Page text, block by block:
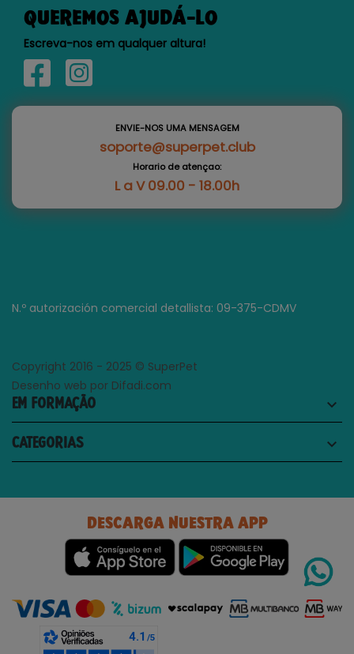
QUEREMOS AJUDÁ-LO
Escreva-nos em qualquer altura!
ENVIE-NOS UMA MENSAGEM
soporte@superpet.club
Horario de atençao:
L a V 09.00 - 18.00h
N.º autorización comercial detallista: 09-375-CDMV
Copyright 2016 - 2025 © SuperPet
Desenho web por Difadi.com
EM FORMAÇÃO keyboard_arrow_down
CATEGORIAS keyboard_arrow_down
DESCARGA NUESTRA APP